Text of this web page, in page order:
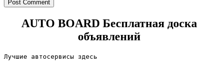
AUTO BOARDБесплатная доска
объявлений
Лучшие автосервисы здесь